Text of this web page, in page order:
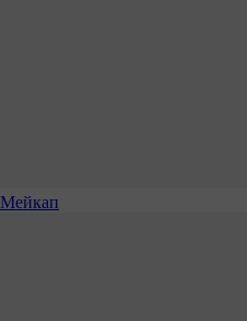
Мейкап